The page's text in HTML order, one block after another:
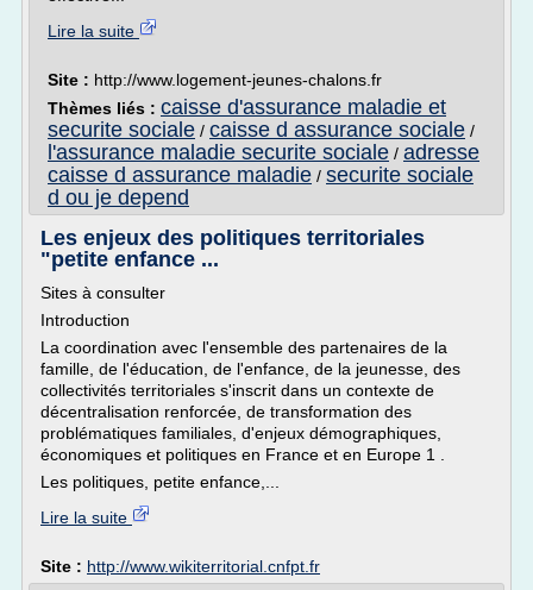
Lire la suite
Site : http://www.logement-jeunes-chalons.fr
Thèmes liés : caisse d'assurance maladie et
securite sociale / caisse d assurance sociale /
l'assurance maladie securite sociale / adresse
caisse d assurance maladie / securite sociale
d ou je depend
Les enjeux des politiques territoriales
"petite enfance ...
Sites à consulter
Introduction
La coordination avec l'ensemble des partenaires de la
famille, de l'éducation, de l'enfance, de la jeunesse, des
collectivités territoriales s'inscrit dans un contexte de
décentralisation renforcée, de transformation des
problématiques familiales, d'enjeux démographiques,
économiques et politiques en France et en Europe 1 .
Les politiques, petite enfance,...
Lire la suite
Site : http://www.wikiterritorial.cnfpt.fr